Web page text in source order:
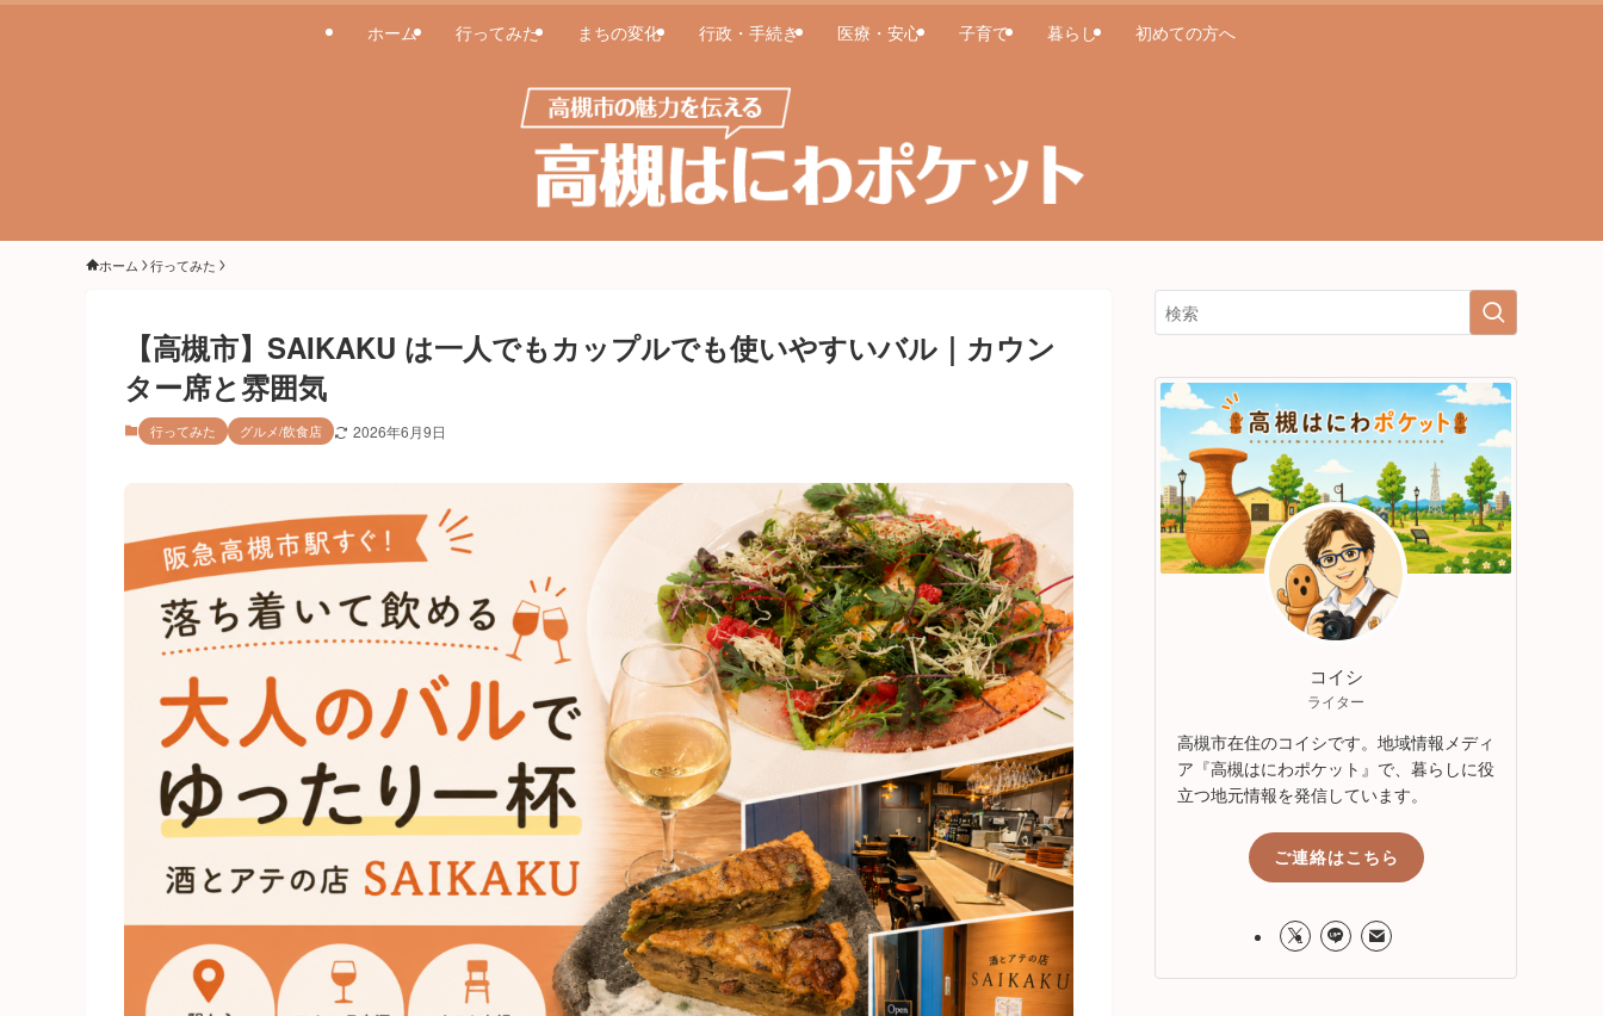
ホーム 行ってみた まちの変化 行政・手続き 医療・安心 子育て 暮らし 初めての方へ
ホーム 行ってみた
【高槻市】SAIKAKU は一人でもカップルでも使いやすいバル｜カウン
ター席と雰囲気
行ってみた グルメ/飲食店 2026年6月9日
コイシ
ライター
高槻市在住のコイシです。地域情報メディ
ア『高槻はにわポケット』で、暮らしに役
立つ地元情報を発信しています。
ご連絡はこちら